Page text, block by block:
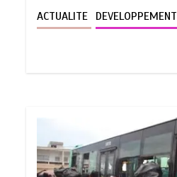
ACTUALITE DEVELOPPEMENT